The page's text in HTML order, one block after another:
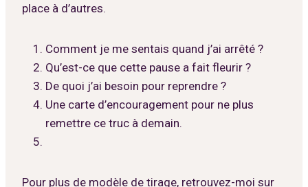
place à d’autres.
Comment je me sentais quand j’ai arrêté ?
Qu’est-ce que cette pause a fait fleurir ?
De quoi j’ai besoin pour reprendre ?
Une carte d’encouragement pour ne plus
remettre ce truc à demain.
Pour plus de modèle de tirage, retrouvez-moi sur